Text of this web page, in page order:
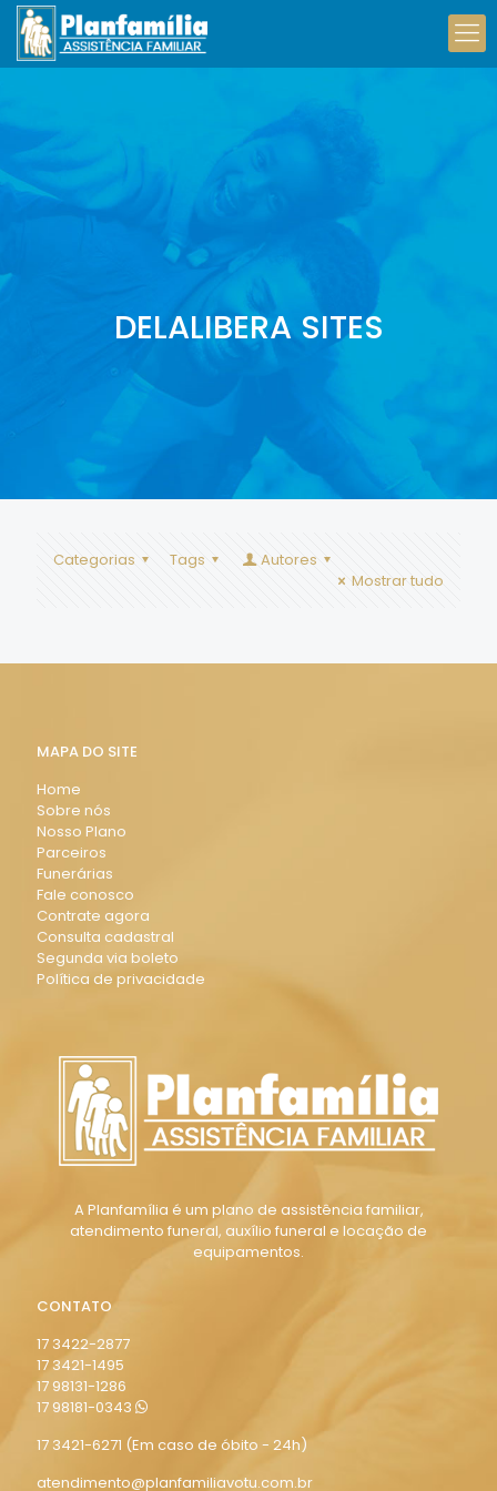
DELALIBERA SITES
Categorias Tags
Autores
Mostrar tudo
MAPA DO SITE
Home
Sobre nós
Nosso Plano
Parceiros
Funerárias
Fale conosco
Contrate agora
Consulta cadastral
Segunda via boleto
Política de privacidade
A Planfamília é um plano de assistência familiar,
atendimento funeral, auxílio funeral e locação de
equipamentos.
CONTATO
17 3422-2877
17 3421-1495
17 98131-1286
17 98181-0343
17 3421-6271 (Em caso de óbito - 24h)
atendimento@planfamiliavotu.com.br